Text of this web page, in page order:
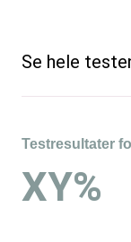
Se hele
Testresultater
XY%